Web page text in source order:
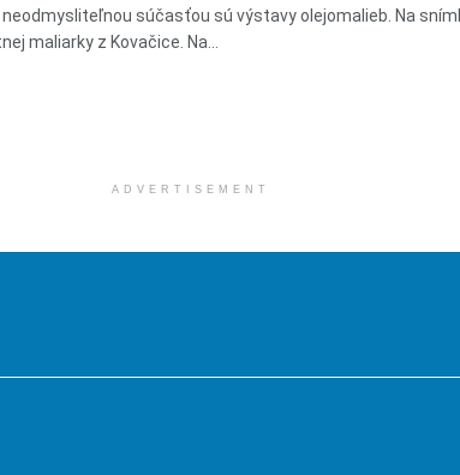
súčasťou sú výstavy olejomalieb. Na
maliarky z Kovačice. Na...
ADVERTISEMENT